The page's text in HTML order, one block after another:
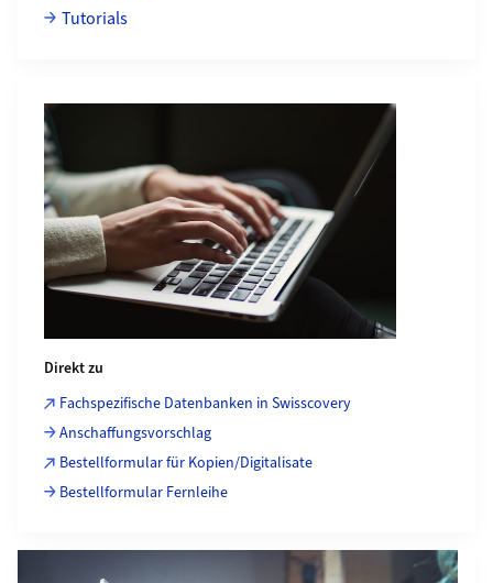
Tutorials
Direkt zu
Fachspezifische Datenbanken in Swisscovery
Anschaffungsvorschlag
Bestellformular für Kopien/Digitalisate
Bestellformular Fernleihe